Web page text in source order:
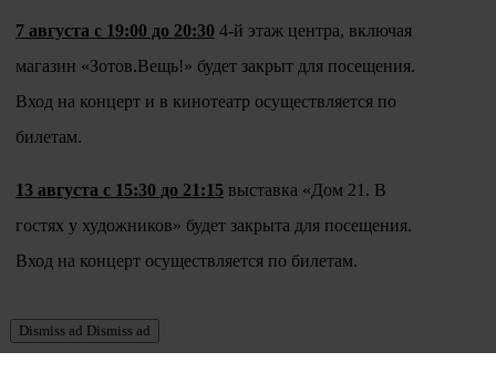
7 августа с 19:00 до 20:30 4-й этаж центра, включая
магазин «Зотов.Вещь!» будет закрыт для посещения.
Вход на концерт и в кинотеатр осуществляется по
билетам.
13 августа с 15:30 до 21:15 выставка «Дом 21. В
гостях у художников» будет закрыта для посещения.
Вход на концерт осуществляется по билетам.
Dismiss ad Dismiss ad